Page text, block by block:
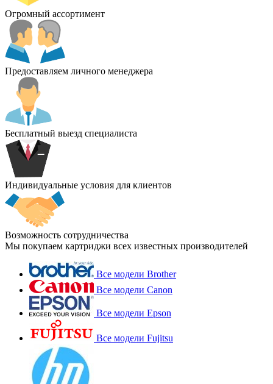
Огромный ассортимент
Предоставляем личного менеджера
Бесплатный выезд специалиста
Индивидуальные условия для клиентов
Возможность сотрудничества
Мы покупаем картриджи всех известных производителей
Все модели Brother
Все модели Canon
Все модели Epson
Все модели Fujitsu